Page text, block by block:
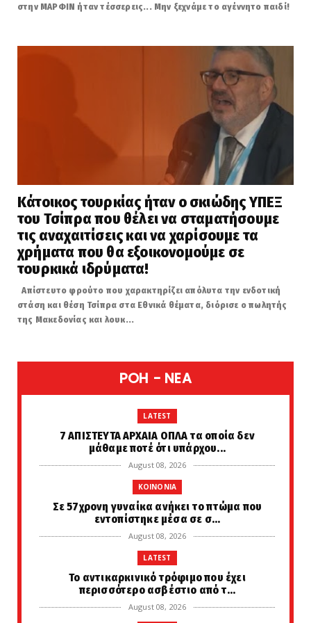
στην ΜΑΡΦΙΝ ήταν τέσσερεις... Μην ξεχνάμε το αγέννητο παιδί!
Κάτοικος τουρκίας ήταν ο σκιώδης ΥΠΕΞ
του Τσίπρα που θέλει να σταματήσουμε
τις αναχαιτίσεις και να χαρίσουμε τα
χρήματα που θα εξοικονομούμε σε
τουρκικά ιδρύματα!
Απίστευτο φρούτο που χαρακτηρίζει απόλυτα την ενδοτική
στάση και θέση Τσίπρα στα Εθνικά θέματα, διόρισε ο πωλητής
της Μακεδονίας και λουκ...
POH - NEA
LATEST
7 ΑΠΙΣΤΕΥΤΑ ΑΡΧΑΙΑ ΟΠΛΑ τα οποία δεν
μάθαμε ποτέ ότι υπάρχου...
August 08, 2026
KOINONIA
Σε 57χρονη γυναίκα ανήκει το πτώμα που
εντοπίστηκε μέσα σε σ...
August 08, 2026
LATEST
Το αντικαρκινικό τρόφιμο που έχει
περισσότερο ασβέστιο από τ...
August 08, 2026